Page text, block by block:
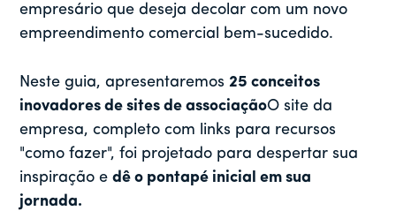
empresário que deseja decolar com um novo
empreendimento comercial bem-sucedido.
Neste guia, apresentaremos 25 conceitos
inovadores de sites de associaçãoO site da
empresa, completo com links para recursos
"como fazer", foi projetado para despertar sua
inspiração edê o pontapé inicial em sua
jornada.